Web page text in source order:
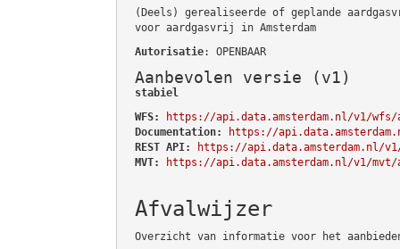
(Deels) gerealiseerde of geplande
voor aardgasvrij in Amsterdam
Autorisatie: OPENBAAR
Aanbevolen versie (v1)
stabiel
WFS:
https://api.data.amsterdam.nl/v1/wfs/
Documentation:
https://
REST API:
https://api.data.amsterdam.nl/
MVT:
https://api.data.amsterdam.nl/v1/mvt/
Afvalwijzer
Overzicht van informatie voor het